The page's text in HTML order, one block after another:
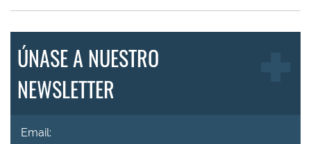
ÚNASE A NUESTRO
NEWSLETTER
Email: